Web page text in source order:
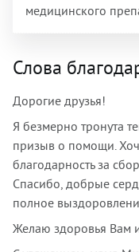
медицинского
Слова
Дорогие друзья!
Я безмерно тронута
призыв о помощи.
благодарность за
Спасибо, добрые
полное
Желаю здоровья Вам